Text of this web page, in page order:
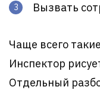
Вызвать
Чаще всего
Инспектор
Отдельный